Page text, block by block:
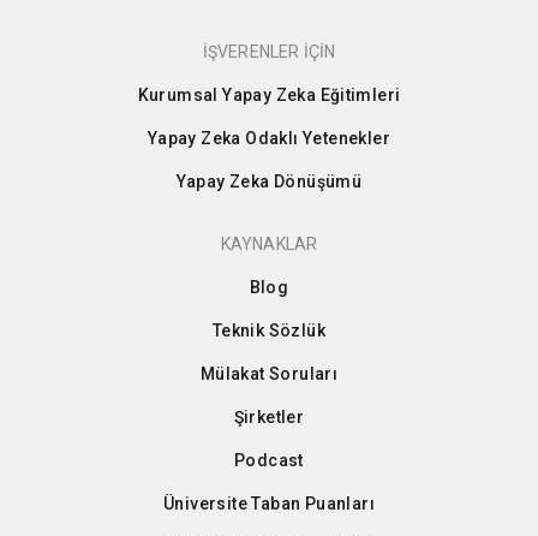
İŞVERENLER İÇİN
Kurumsal Yapay Zeka Eğitimleri
Yapay Zeka Odaklı Yetenekler
Yapay Zeka Dönüşümü
KAYNAKLAR
Blog
Teknik Sözlük
Mülakat Soruları
Şirketler
Podcast
Üniversite Taban Puanları